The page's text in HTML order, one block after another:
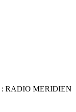
: RADIO MERIDIEN